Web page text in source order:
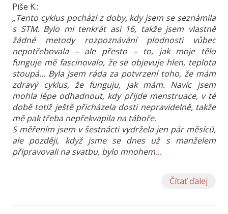
Píše K.:
„Tento cyklus pochází z doby, kdy jsem se seznámila
s STM. Bylo mi tenkrát asi 16, takže jsem vlastně
žádné metody rozpoznávání plodnosti vůbec
nepotřebovala – ale přesto – to, jak moje tělo
funguje mě fascinovalo, že se objevuje hlen, teplota
stoupá… Byla jsem ráda za potvrzení toho, že mám
zdravý cyklus, že funguju, jak mám. Navíc jsem
mohla lépe odhadnout, kdy přijde menstruace, v té
době totiž ještě přicházela dosti nepravidelně, takže
mě pak třeba nepřekvapila na táboře.
S měřením jsem v šestnácti vydržela jen pár měsíců,
ale později, když jsme se dnes už s manželem
připravovali na svatbu, bylo mnohem…
Čítať ďalej